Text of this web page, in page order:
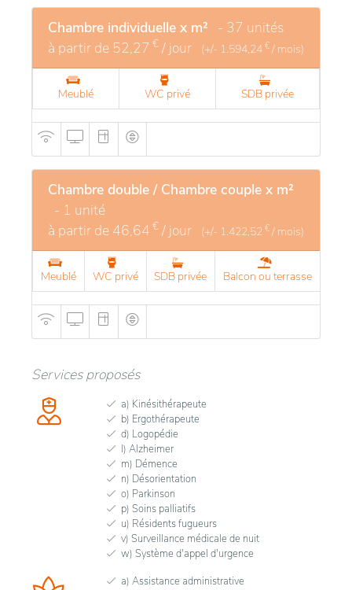
Chambre individuelle x m² - 37 unités
à partir de 52,27 € / jour (+/- 1.594,24 € / mois)
Meublé WC privé SDB privée
Chambre double / Chambre couple x m²
- 1 unité
à partir de 46,64 € / jour (+/- 1.422,52 € / mois)
Meublé WC privé SDB privée Balcon ou terrasse
Services proposés
a) Kinésithérapeute
b) Ergothérapeute
d) Logopédie
l) Alzheimer
m) Démence
n) Désorientation
o) Parkinson
p) Soins palliatifs
u) Résidents fugueurs
v) Surveillance médicale de nuit
w) Système d'appel d'urgence
a) Assistance administrative